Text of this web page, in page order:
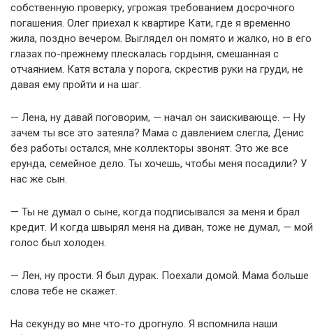
собственную проверку, угрожая требованием досрочного
погашения. Олег приехал к квартире Кати, где я временно
жила, поздно вечером. Выглядел он помято и жалко, но в его
глазах по-прежнему плескалась гордыня, смешанная с
отчаянием. Катя встала у порога, скрестив руки на груди, не
давая ему пройти и на шаг.
— Лена, ну давай поговорим, — начал он заискивающе. — Ну
зачем ты все это затеяла? Мама с давлением слегла, Денис
без работы остался, мне коллекторы звонят. Это же все
ерунда, семейное дело. Ты хочешь, чтобы меня посадили? У
нас же сын.
— Ты не думал о сыне, когда подписывался за меня и брал
кредит. И когда швырял меня на диван, тоже не думал, — мой
голос был холоден.
— Лен, ну прости. Я был дурак. Поехали домой. Мама больше
слова тебе не скажет.
На секунду во мне что-то дрогнуло. Я вспомнила наши